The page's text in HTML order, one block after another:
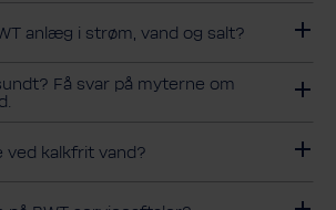
anlæg i strøm, vand og salt?
Få svar på myterne om
ved kalkfrit vand?